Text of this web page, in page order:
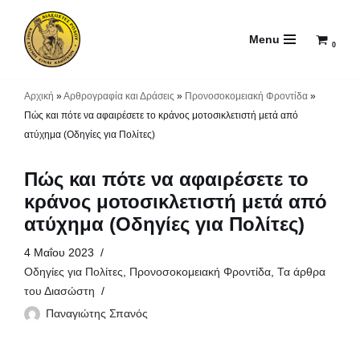
Μεταπηδήστε
Menu 0
Αρχική »Αρθρογραφία και Δράσεις » Προνοσοκομειακή Φροντίδα »
Πώς και πότε να αφαιρέσετε το κράνος μοτοσικλετιστή μετά από
ατύχημα (Οδηγίες για Πολίτες)
Πώς και πότε να αφαιρέσετε το
κράνος μοτοσικλετιστή μετά από
ατύχημα (Οδηγίες για Πολίτες)
4 Μαΐου 2023
Οδηγίες για Πολίτες, Προνοσοκομειακή Φροντίδα, Τα άρθρα
του Διασώστη
Παναγιώτης Σπανός